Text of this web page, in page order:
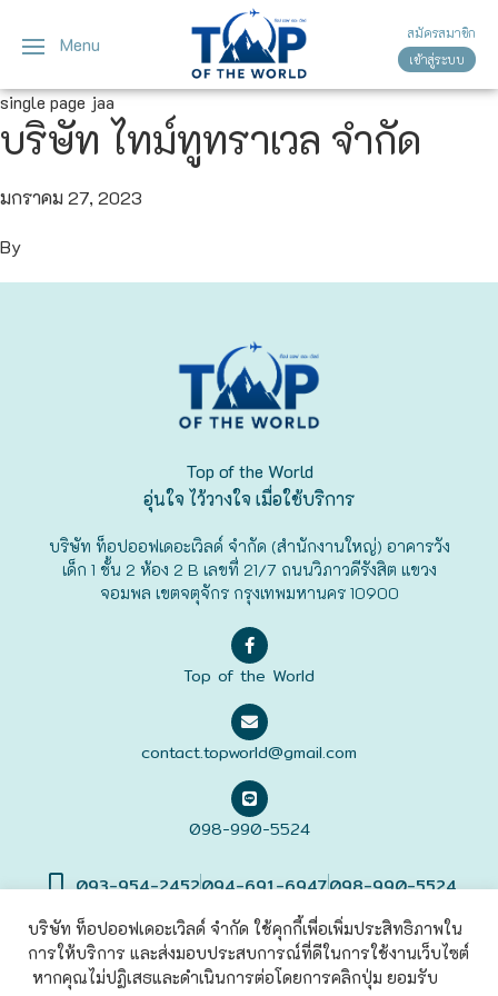
Menu
สมัครสมาชิก
เข้าสู่ระบบ
single page jaa
บริษัท ไทม์ทูทราเวล จำกัด
มกราคม 27, 2023
By
Top of the World
อุ่นใจ ไว้วางใจ เมื่อใช้บริการ
บริษัท ท็อปออฟเดอะเวิลด์ จำกัด (สำนักงานใหญ่) อาคารวัง
เด็ก 1 ชั้น 2 ห้อง 2 B เลขที่ 21/7 ถนนวิภาวดีรังสิต แขวง
จอมพล เขตจตุจักร กรุงเทพมหานคร 10900
Top of the World
contact.topworld@gmail.com
098-990-5524
093-954-2452094-691-6947098-990-5524
©2022 Top of The World Co., Ltd. All rights Reserved. | เข้าสู่
บริษัท ท็อปออฟเดอะเวิลด์ จำกัด ใช้คุกกี้เพื่อเพิ่มประสิทธิภาพใน
การให้บริการ และส่งมอบประสบการณ์ที่ดีในการใช้งานเว็บไซต์
หากคุณไม่ปฏิเสธและดำเนินการต่อโดยการคลิกปุ่ม ยอมรับ
ญี่ปุ่นทัวร์ญี่ปุ่น
โตเกียว
โอซาก้า
ฟุกุโอะกะ
ฟูระโนะ
เวียดนาม
ทัวร์เวียดนาม